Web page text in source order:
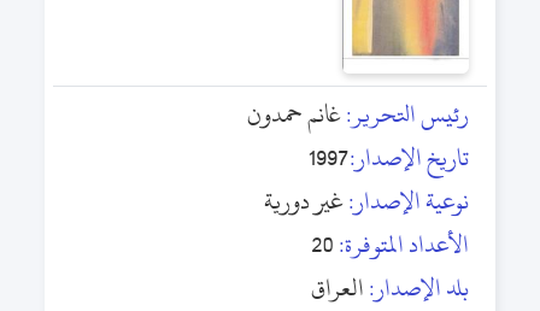
رئيس التحرير:غانم حمدون
تاريخ الإصدار:1997
نوعية الإصدار:غير دورية
الأعداد المتوفرة:20
بلد الإصدار:العراق